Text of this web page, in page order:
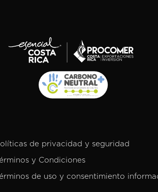
de privacidad y seguridad
y Condiciones
de uso y consentimiento